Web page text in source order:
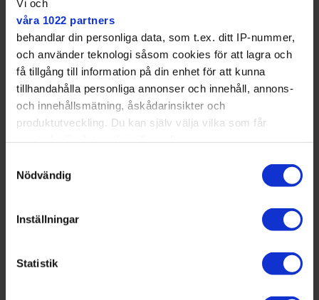
Vi och
våra 1022 partners
behandlar din personliga data, som t.ex. ditt IP-nummer,
och använder teknologi såsom cookies för att lagra och
få tillgång till information på din enhet för att kunna
tillhandahålla personliga annonser och innehåll, annons-
och innehållsmätning, åskådarinsikter och
produktutveckling. Du kan själv välja vilka som får
Med din tillåtelse skulle vi även vilja:
som kan ha en noggrannhet på upp till flera meter
Identifiera din enhet genom att aktivt skanna den
Ta reda på mer om hur dina personliga uppgifter
Nödvändig
Inställningar
Statistik
Ska vara minst lika tillgängligt
som toapappret.
Även Centerpartiet, Moderaterna och Liberalerna i
stadshuset har tidigare lagt förslag om att menssäkra